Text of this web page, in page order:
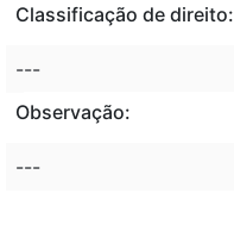
Classificação de direito:
---
Observação:
---